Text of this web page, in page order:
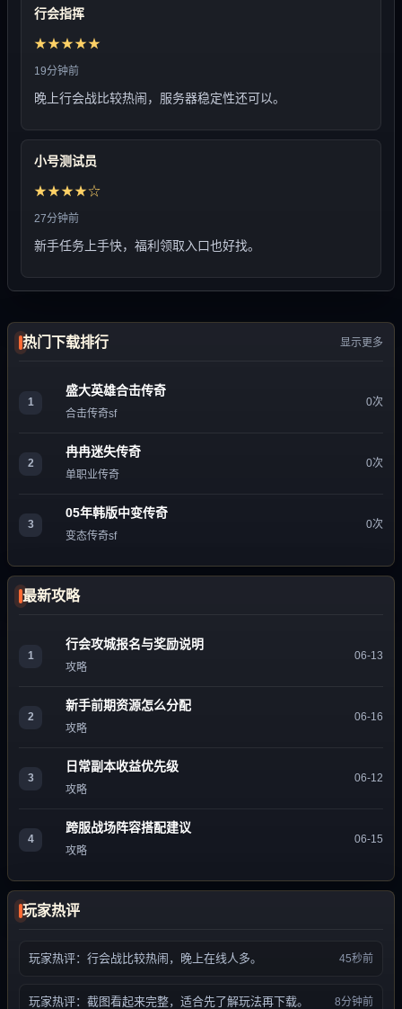
行会指挥
★★★★★
19分钟前
晚上行会战比较热闹，服务器稳定性还可以。
小号测试员
★★★★☆
27分钟前
新手任务上手快，福利领取入口也好找。
热门下载排行 显示更多
1
盛大英雄合击传奇
合击传奇sf
0次
2
冉冉迷失传奇
单职业传奇
0次
3
05年韩版中变传奇
变态传奇sf
0次
最新攻略
1
行会攻城报名与奖励说明
攻略
06-13
2
新手前期资源怎么分配
攻略
06-16
3
日常副本收益优先级
攻略
06-12
4
跨服战场阵容搭配建议
攻略
06-15
玩家热评
玩家热评：行会战比较热闹，晚上在线人多。 45秒前
玩家热评：截图看起来完整，适合先了解玩法再下载。 8分钟前